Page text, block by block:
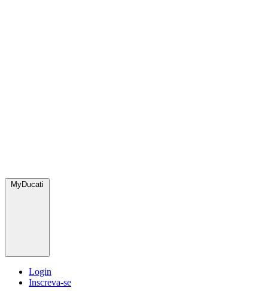
MyDucati
Login
Inscreva-se